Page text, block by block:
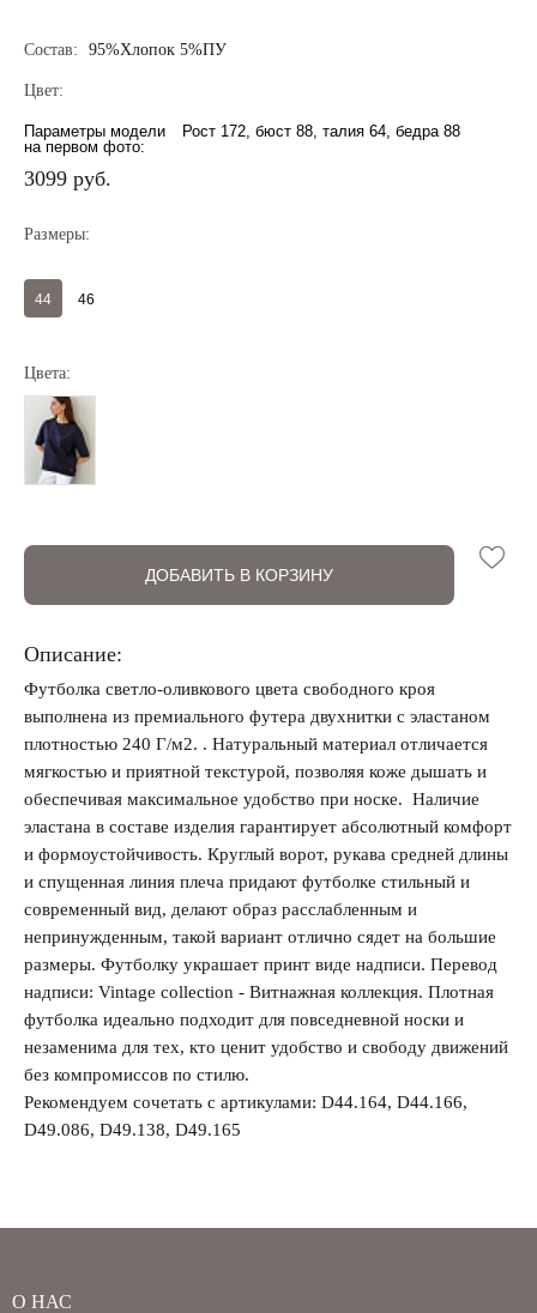
Запомнить меня на этом компьютере
Забыли свой пароль?
Состав: 95%Хлопок 5%ПУ
Цвет:
Параметры модели
на первом фото:
Рост 172, бюст 88, талия 64, бедра 88
3099 руб.
Размеры:
44 46
Цвета:
ДОБАВИТЬ В КОРЗИНУ
Описание:
Футболка светло-оливкового цвета свободного кроя
выполнена из премиального футера двухнитки с эластаном
плотностью 240 Г/м2. . Натуральный материал отличается
мягкостью и приятной текстурой, позволяя коже дышать и
обеспечивая максимальное удобство при носке. Наличие
эластана в составе изделия гарантирует абсолютный комфорт
и формоустойчивость. Круглый ворот, рукава средней длины
и спущенная линия плеча придают футболке стильный и
современный вид, делают образ расслабленным и
непринужденным, такой вариант отлично сядет на большие
размеры. Футболку украшает принт виде надписи. Перевод
надписи: Vintage collection - Витнажная коллекция. Плотная
футболка идеально подходит для повседневной носки и
незаменима для тех, кто ценит удобство и свободу движений
без компромиссов по стилю.
Рекомендуем сочетать с артикулами: D44.164, D44.166,
D49.086, D49.138, D49.165
О НАС